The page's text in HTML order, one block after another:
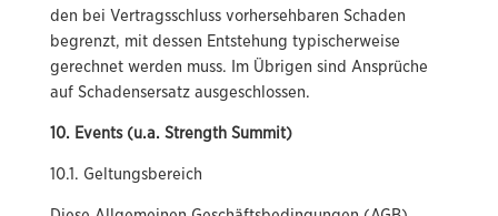
den bei Vertragsschluss vorhersehbaren Schaden
begrenzt, mit dessen Entstehung typischerweise
gerechnet werden muss. Im Übrigen sind Ansprüche
auf Schadensersatz ausgeschlossen.
10. Events (u.a. Strength Summit)
10.1. Geltungsbereich